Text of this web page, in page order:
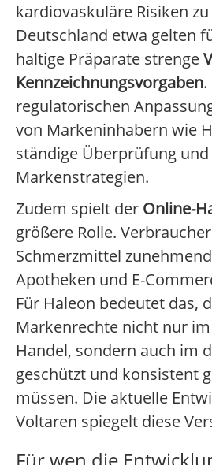
kardiovaskuläre Risiken
Deutschland etwa gelten
haltige Präparate strenge
Kennzeichnungsvorgaben.
regulatorischen
von Markeninhabern wie
ständige Überprüfung
Markenstrategien.
Zudem spielt der Online-
größere Rolle.
Schmerzmittel
Apotheken und E-
Für Haleon bedeutet das,
Markenrechte nicht nur
Handel, sondern auch im
geschützt und konsistent
müssen. Die aktuelle
Voltaren spiegelt diese